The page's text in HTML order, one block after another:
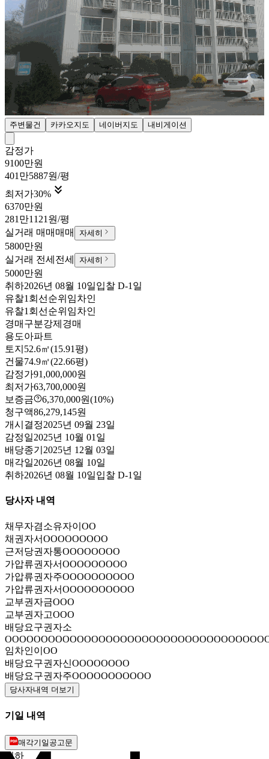
주변물건 카카오지도 네이버지도 내비게이션
감정가
9100만원
401만5887원/평
최저가30% 
6370만원
281만1121원/평
실거래 매매 매매 자세히
5800만원
실거래 전세 전세 자세히
5000만원
취하2026년 08월 10일입찰 D-1 일
유찰1회 선순위임차인
유찰1회 선순위임차인
경매구분강제경매
용도아파트
토지 52.6㎡(15.91평)
건물74.9㎡(22.66평)
감정가91,000,000원
최저가63,700,000원
보증금
6,370,000원(10%)
청구액86,279,145원
개시결정2025년 09월 23일
감정일2025년 10월 01일
배당종기 2025년 12월 03일
매각일2026년 08월 10일
취하2026년 08월 10일입찰 D-1 일
당사자 내역
채무자겸소유자이OO
채권자서OOOOOOOOO
근저당권자통OOOOOOOO
가압류권자서OOOOOOOOO
가압류권자주OOOOOOOOOO
가압류권자서OOOOOOOOOO
교부권자금OOO
교부권자고OOO
배당요구권자소
임차인이OO
배당요구권자신OOOOOOOO
배당요구권자주OOOOOOOOOOO
당사자내역 더보기
기일 내역
매각기일공고문
취하